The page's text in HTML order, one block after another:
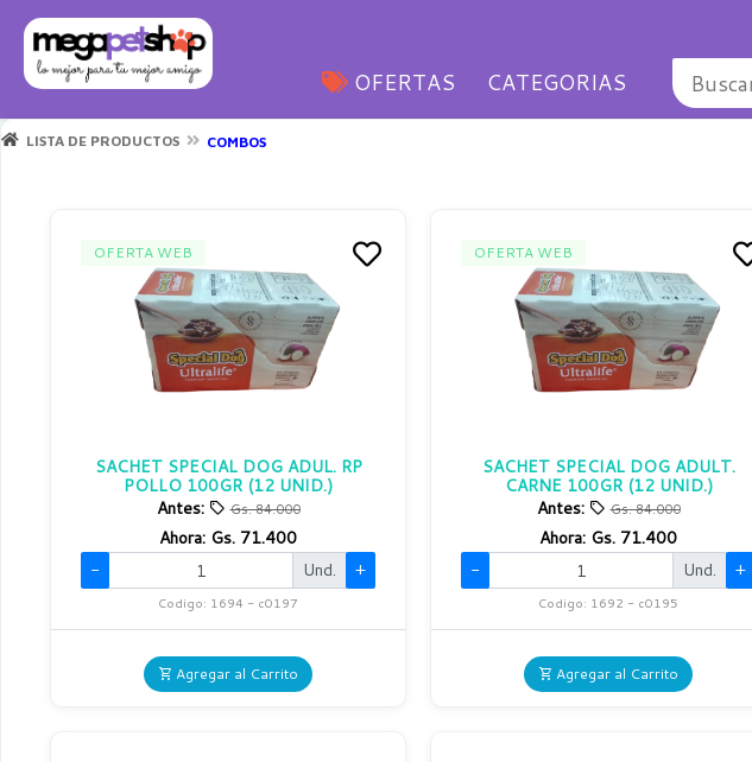
OFERTAS CATEGORIAS
LISTA DE PRODUCTOS COMBOS
OFERTA WEB
SACHET SPECIAL DOG ADUL. RP
POLLO 100GR (12 UNID.)
Antes:
Gs. 84.000
Ahora: Gs. 71.400
-
Und. +
Codigo: 1694 - c0197
Agregar al Carrito
OFERTA WEB
SACHET SPECIAL DOG ADULT.
CARNE 100GR (12 UNID.)
Antes:
Gs. 84.000
Ahora: Gs. 71.400
-
Und. +
Codigo: 1692 - c0195
Agregar al Carrito